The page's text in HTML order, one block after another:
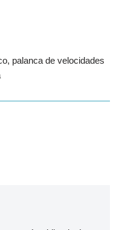
palanca de velocidades